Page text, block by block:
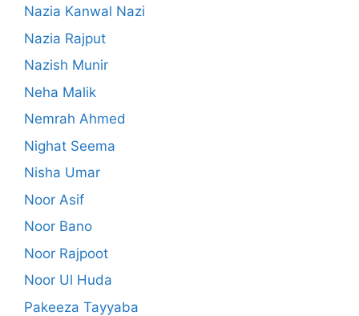
Nazia Kanwal Nazi
Nazia Rajput
Nazish Munir
Neha Malik
Nemrah Ahmed
Nighat Seema
Nisha Umar
Noor Asif
Noor Bano
Noor Rajpoot
Noor Ul Huda
Pakeeza Tayyaba